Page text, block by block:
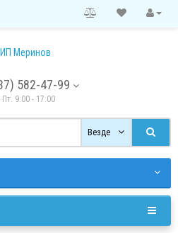
582-47-99
Пт. 9:00 - 17:00
Везде